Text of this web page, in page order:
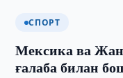
СПОРТ
Мексика ва
ғалаба билан